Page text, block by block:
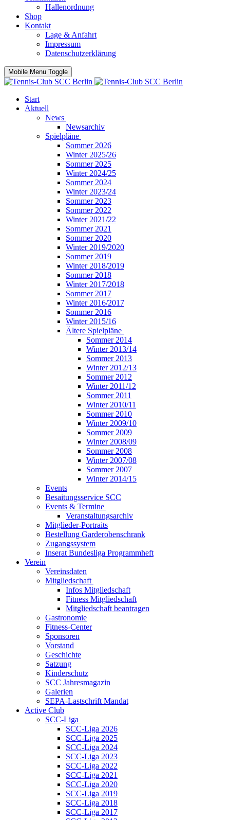
Hallenordnung
Shop
Kontakt
Lage & Anfahrt
Impressum
Datenschutzerklärung
Mobile Menu Toggle
Start
Aktuell
News
Newsarchiv
Spielpläne
Sommer 2026
Winter 2025/26
Sommer 2025
Winter 2024/25
Sommer 2024
Winter 2023/24
Sommer 2023
Sommer 2022
Winter 2021/22
Sommer 2021
Sommer 2020
Winter 2019/2020
Sommer 2019
Winter 2018/2019
Sommer 2018
Winter 2017/2018
Sommer 2017
Winter 2016/2017
Sommer 2016
Winter 2015/16
Ältere Spielpläne
Sommer 2014
Winter 2013/14
Sommer 2013
Winter 2012/13
Sommer 2012
Winter 2011/12
Sommer 2011
Winter 2010/11
Sommer 2010
Winter 2009/10
Sommer 2009
Winter 2008/09
Sommer 2008
Winter 2007/08
Sommer 2007
Winter 2014/15
Events
Besaitungsservice SCC
Events & Termine
Veranstaltungsarchiv
Mitglieder-Portraits
Bestellung Garderobenschrank
Zugangssystem
Inserat Bundesliga Programmheft
Verein
Vereinsdaten
Mitgliedschaft
Infos Mitgliedschaft
Fitness Mitgliedschaft
Mitgliedschaft beantragen
Gastronomie
Fitness-Center
Sponsoren
Vorstand
Geschichte
Satzung
Kinderschutz
SCC Jahresmagazin
Galerien
SEPA-Lastschrift Mandat
Active Club
SCC-Liga
SCC-Liga 2026
SCC-Liga 2025
SCC-Liga 2024
SCC-Liga 2023
SCC-Liga 2022
SCC-Liga 2021
SCC-Liga 2020
SCC-Liga 2019
SCC-Liga 2018
SCC-Liga 2017